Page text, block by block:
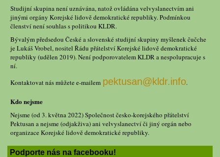
Studijní skupina není uznávána, natož ovládána velvyslanectvím ani
jinými orgány Korejské lidově demokratické republiky. Podmínkou
členství není souhlas s politikou KLDR.
Bývalým předsedou České a slovenské studijní skupiny myšlenek čučche
je Lukáš Vrobel, nositel Řádu přátelství Korejské lidově demokratické
republiky (udělen 2019). Není podporovatelem KLDR a nespolupracuje s
ní.
Kontaktovat nás můžete e-mailem pektusan@kldr.info.
Kdo nejsme
Nejsme (od 3. května 2022) Společnost česko-korejského přátelství
Pektusan a nejsme (odjakživa) ani velvyslanectví či jiný orgán nebo
organizace Korejské lidově demokratické republiky.
Podporte nás na facebooku!